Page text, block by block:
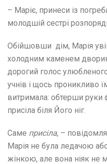
– Маріє, принеси із
молодшій сестрі
Обійшовши дім, Марія
холодним каменем
дорогий голос
учнів і щось проникливо
витримала: обтерши руки
присіла біля Його ніг.
Саме присіла, –
Марія не була ледачою
жінкою, але вона ніяк не